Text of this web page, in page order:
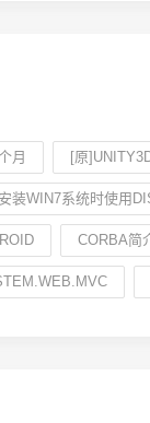
月 [原
安装WIN7系统时使用
CORBA简